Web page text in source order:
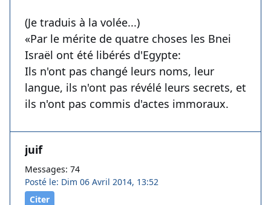
(Je traduis à la volée...)
«Par le mérite de quatre choses les Bnei
Israël ont été libérés d'Egypte:
Ils n'ont pas changé leurs noms, leur
langue, ils n'ont pas révélé leurs secrets, et
ils n'ont pas commis d'actes immoraux.
juif
Messages: 74
Posté le: Dim 06 Avril 2014, 13:52
Citer